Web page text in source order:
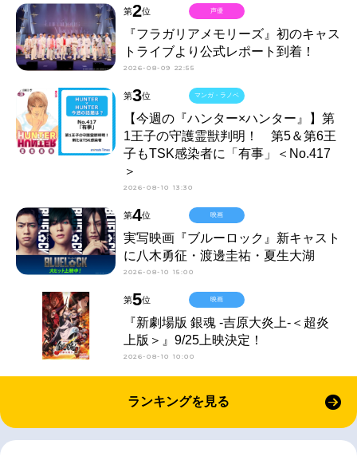
第2位
『フラガリアメモリーズ』初のキャス
トライブより公式レポート到着！
2026-08-09 22:55
声優
第3位
【今週の『ハンター×ハンター』】第
1王子の守護霊獣判明！ 第5＆第6王
子もTSK感染者に「有事」＜No.417
＞
2026-08-10 13:30
マンガ・ラノベ
第4位
実写映画『ブルーロック』新キャスト
に八木勇征・渡邊圭祐・夏生大湖
2026-08-10 15:00
映画
第5位
『新劇場版 銀魂 -吉原大炎上-＜超炎
上版＞』9/25上映決定！
2026-08-10 10:00
映画
ランキングを見る